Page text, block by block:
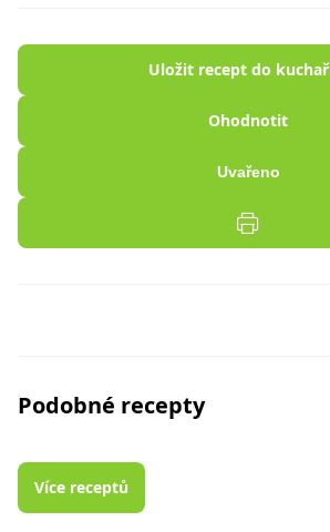
Uložit recept do
Ohodnotit
Uvařeno
Podobné recepty
Více receptů